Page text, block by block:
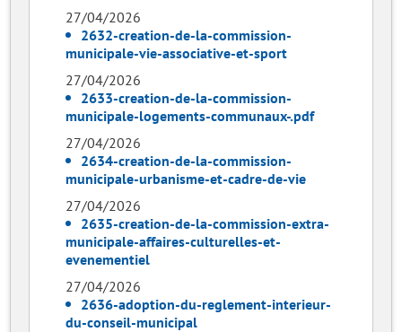
27/04/2026
2632-creation-de-la-commission-
municipale-vie-associative-et-sport
27/04/2026
2633-creation-de-la-commission-
municipale-logements-communaux-.pdf
27/04/2026
2634-creation-de-la-commission-
municipale-urbanisme-et-cadre-de-vie
27/04/2026
2635-creation-de-la-commission-extra-
municipale-affaires-culturelles-et-
evenementiel
27/04/2026
2636-adoption-du-reglement-interieur-
du-conseil-municipal